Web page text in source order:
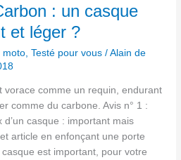
: un casque
et léger ?
moto,Testé pour vous /Alain de
vorace comme un requin, endurant
comme du carbone. Avis n° 1 :
casque : important mais
article en enfonçant une porte
est important, pour votre